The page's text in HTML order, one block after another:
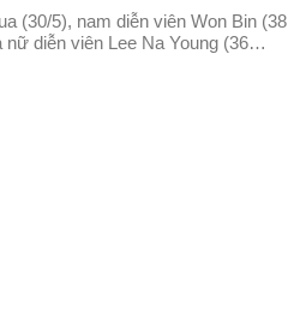
(30/5), nam diễn viên Won Bin (38
nữ diễn viên Lee Na Young (36…